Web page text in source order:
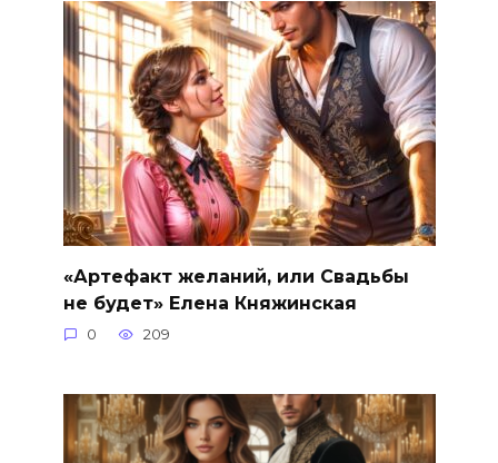
«Артефакт желаний, или Свадьбы
не будет» Елена Княжинская
0 209